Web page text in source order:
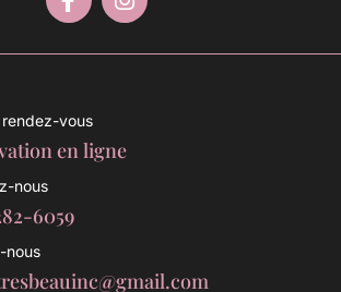
rendez-vous
en ligne
nous
6059
nous